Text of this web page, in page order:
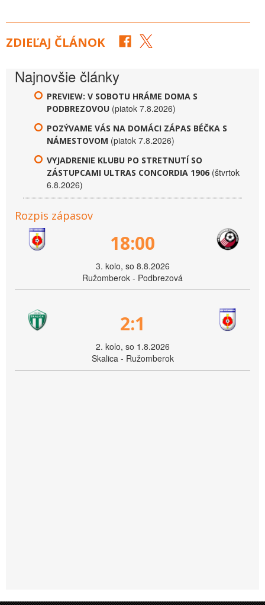
ZDIEĽAJ ČLÁNOK
Najnovšie články
PREVIEW: V SOBOTU HRÁME DOMA S
PODBREZOVOU (piatok 7.8.2026)
POZÝVAME VÁS NA DOMÁCI ZÁPAS BÉČKA S
NÁMESTOVOM (piatok 7.8.2026)
VYJADRENIE KLUBU PO STRETNUTÍ SO
ZÁSTUPCAMI ULTRAS CONCORDIA 1906 (štvrtok
6.8.2026)
Rozpis zápasov
18:00
3. kolo, so 8.8.2026
Ružomberok - Podbrezová
2:1
2. kolo, so 1.8.2026
Skalica - Ružomberok